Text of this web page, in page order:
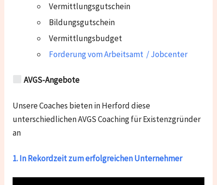
Vermittlungsgutschein
Bildungsgutschein
Vermittlungsbudget
Forderung vom Arbeitsamt / Jobcenter
AVGS-Angebote
Unsere Coaches bieten in Herford diese
unterschiedlichen AVGS Coaching für Existenzgründer
an
1. In Rekordzeit zum erfolgreichen Unternehmer